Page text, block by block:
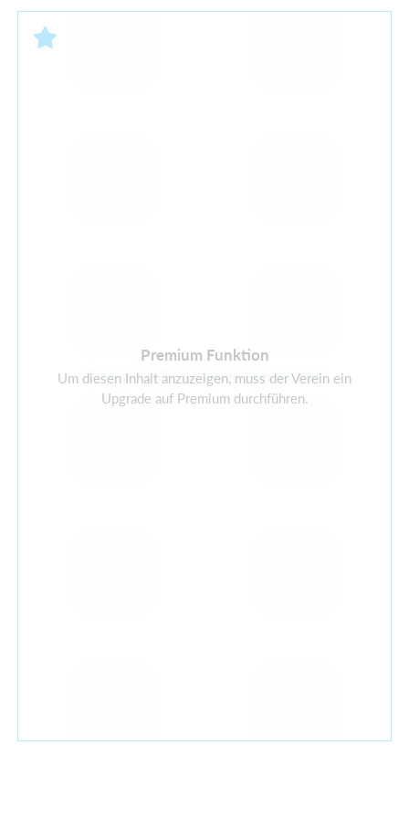
Premium Funktion
Um diesen Inhalt anzuzeigen, muss der Verein ein
Upgrade auf Premium durchführen.
Derzeit gibt es keine Sponsoren